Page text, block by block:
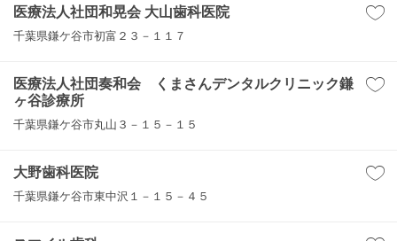
医療法人社団和晃会 大山歯科医院
千葉県鎌ケ谷市初富２３－１１７
医療法人社団奏和会 くまさんデンタルクリニック鎌
ヶ谷診療所
千葉県鎌ケ谷市丸山３－１５－１５
大野歯科医院
千葉県鎌ケ谷市東中沢１－１５－４５